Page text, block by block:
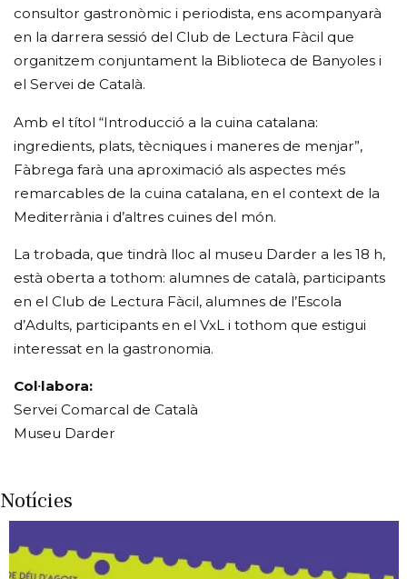
consultor gastronòmic i periodista, ens acompanyarà
en la darrera sessió del Club de Lectura Fàcil que
organitzem conjuntament la Biblioteca de Banyoles i
el Servei de Català.
Amb el títol “Introducció a la cuina catalana:
ingredients, plats, tècniques i maneres de menjar”,
Fàbrega farà una aproximació als aspectes més
remarcables de la cuina catalana, en el context de la
Mediterrània i d’altres cuines del món.
La trobada, que tindrà lloc al museu Darder a les 18 h,
està oberta a tothom: alumnes de català, participants
en el Club de Lectura Fàcil, alumnes de l’Escola
d’Adults, participants en el VxL i tothom que estigui
interessat en la gastronomia.
Col·labora:
Servei Comarcal de Català
Museu Darder
Notícies